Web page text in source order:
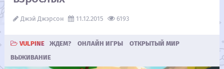
Джэй Джэрсон 11.12.2015 6193
VULPINE ЖДЕМ? ОНЛАЙН ИГРЫ
ОТКРЫТЫЙ МИР
ВЫЖИВАНИЕ